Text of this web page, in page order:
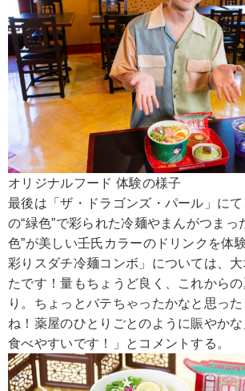
オリジナルフード 体験の様子
最後は「ザ・ドラゴンズ・パール」に
の“緑色”で彩られた冷麺やまんがつまっ
色”が美しい壬氏カラーのドリンクを体
彩りスダチ冷麺コンボ」については、
たです！量もちょうど良く、これから
り。ちょっとバテちゃったかなと思っ
ね！薬屋のひとりごとのように賑やかな
食べやすいです！」とコメントする。